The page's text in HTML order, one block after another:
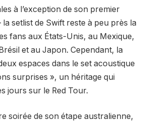
à l’exception de son premier
setlist de Swift reste à peu près la
fans aux États-Unis, au Mexique,
et au Japon. Cependant, la
espaces dans le set acoustique
surprises », un héritage qui
jours sur le Red Tour.
soirée de son étape australienne,